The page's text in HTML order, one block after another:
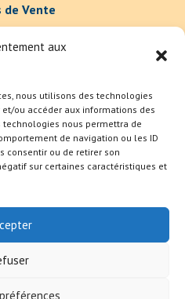
aux
nous utilisons des technologies
ou accéder aux informations des
technologies nous permettra de
de navigation ou les ID
consentir ou de retirer son
sur certaines caractéristiques et
de Vente